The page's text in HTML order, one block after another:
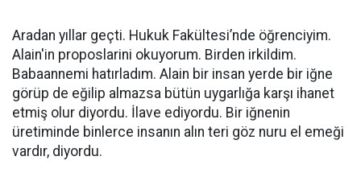
Aradan yıllar geçti. Hukuk Fakültesi’nde öğrenciyim.
Alain'in proposlarini okuyorum. Birden irkildim.
Babaannemi hatırladım. Alain bir insan yerde bir iğne
görüp de eğilip almazsa bütün uygarlığa karşı ihanet
etmiş olur diyordu. İlave ediyordu. Bir iğnenin
üretiminde binlerce insanın alın teri göz nuru el emeği
vardır, diyordu.